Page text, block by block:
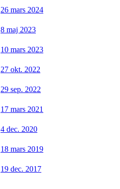
26 mars 2024
8 maj 2023
10 mars 2023
27 okt. 2022
29 sep. 2022
17 mars 2021
4 dec. 2020
18 mars 2019
19 dec. 2017